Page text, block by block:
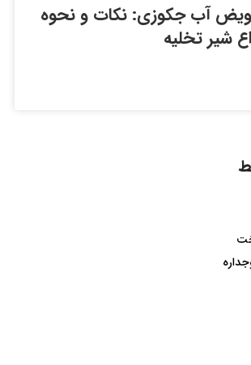
آب جکوزی: نکات و نحوه
شیر تخلیه